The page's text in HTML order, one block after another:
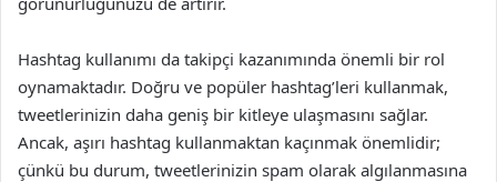
Hashtag kullanımı da takipçi kazanımında önemli bir rol
oynamaktadır. Doğru ve popüler hashtag’leri kullanmak,
tweetlerinizin daha geniş bir kitleye ulaşmasını sağlar.
Ancak, aşırı hashtag kullanmaktan kaçınmak önemlidir;
çünkü bu durum, tweetlerinizin spam olarak algılanmasına